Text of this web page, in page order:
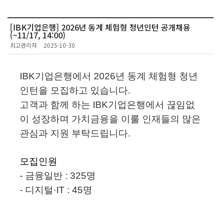
[IBK기업은행] 2026년 동계 체험형 청년인턴 공개채용
(~11/17, 14:00)
최고관리자 2025-10-30
IBK기업은행에서 2026년 동계 체험형 청년
인턴을 모집하고 있습니다.
고객과 함께 하는 IBK기업은행에서 끊임없
이 성장하며 가치금융을 이룰 인재들의 많은
관심과 지원 부탁드립니다.
모집인원
- 금융일반 : 325명
- 디지털·IT : 45명